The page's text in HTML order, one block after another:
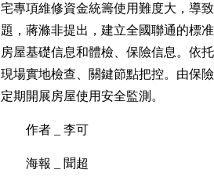
宅專項維修資金統籌使用難度大，導
題，蔣滌非提出，建立全國聯通的標
房屋基礎信息和體檢、保險信息。依
現場實地檢查、關鍵節點把控。由保
定期開展房屋使用安全監測。
作者 _ 李可
海報 _ 聞超